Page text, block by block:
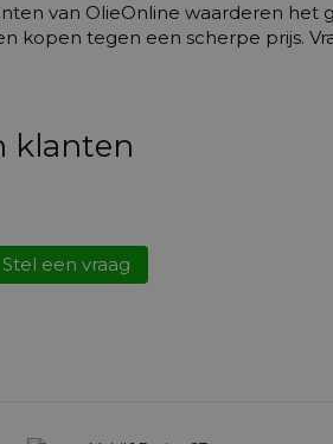
van OlieOnline waarderen het
kopen tegen een scherpe prijs.
klanten
Stel een vraag